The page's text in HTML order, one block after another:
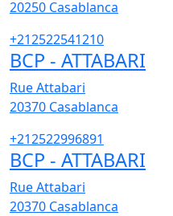
20250 Casablanca
+212522541210
BCP - ATTABARI
Rue Attabari
20370 Casablanca
+212522996891
BCP - ATTABARI
Rue Attabari
20370 Casablanca